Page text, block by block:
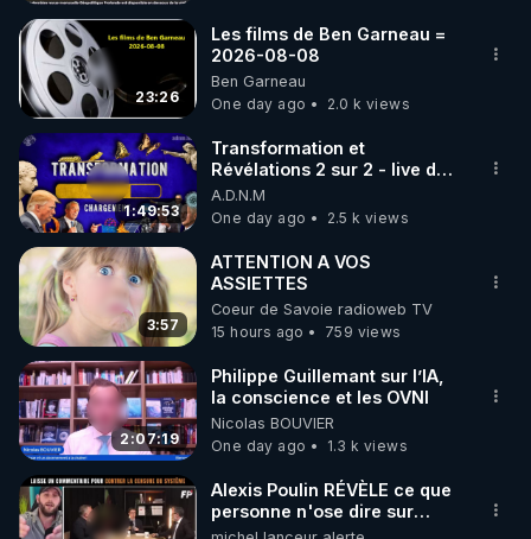
23:26
Les films de Ben Garneau =
2026-08-08
Ben Garneau
One day ago
2.0 k views
1:49:53
Transformation et
Révélations 2 sur 2 - live du
07/08/26
A.D.N.M
One day ago
2.5 k views
3:57
ATTENTION A VOS
ASSIETTES
Coeur de Savoie radioweb TV
15 hours ago
759 views
2:07:19
Philippe Guillemant sur l’IA,
la conscience et les OVNI
Nicolas BOUVIER
One day ago
1.3 k views
Alexis Poulin RÉVÈLE ce que
personne n'ose dire sur
l'Union européenne (C'est